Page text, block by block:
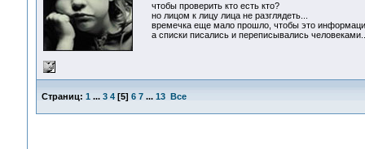
чтобы проверить кто есть кто?
но лицом к лицу лица не разглядеть...
времечка еще мало прошло, чтобы это
а списки писались и переписывались
Страниц: 1 ... 3 4[5] 6 7 ... 13 Все